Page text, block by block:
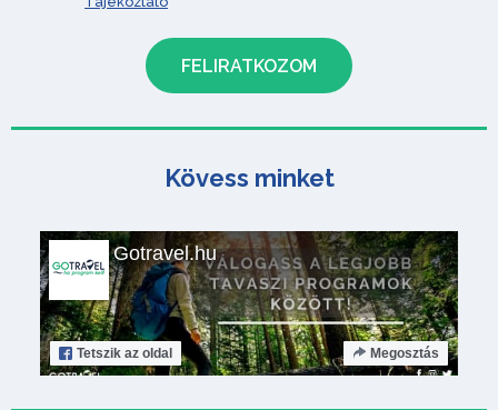
Kövess minket
Gotravel.hu
Tetszik az oldal Megosztás